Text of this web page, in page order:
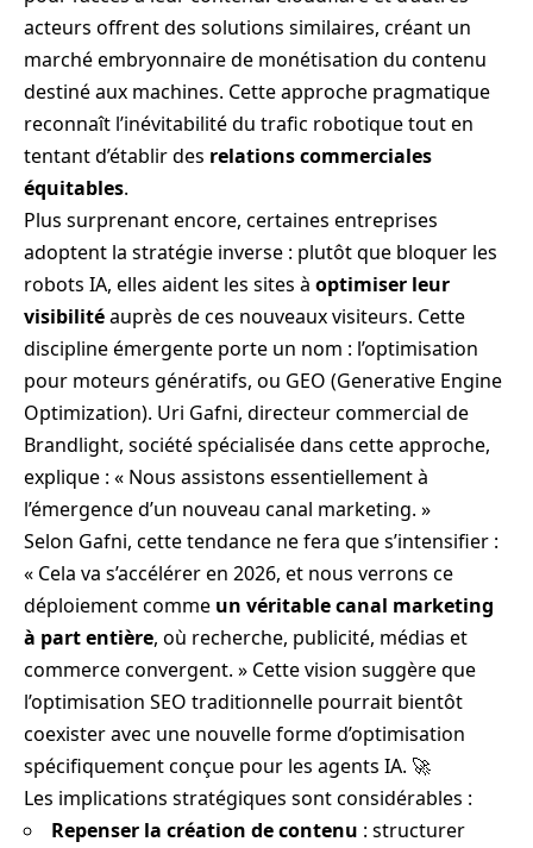
acteurs offrent des solutions similaires, créant un
marché embryonnaire de monétisation du contenu
destiné aux machines. Cette approche pragmatique
reconnaît l’inévitabilité du trafic robotique tout en
tentant d’établir des relations commerciales
équitables.
Plus surprenant encore, certaines entreprises
adoptent la stratégie inverse : plutôt que bloquer les
robots IA, elles aident les sites à optimiser leur
visibilitéauprès de ces nouveaux visiteurs. Cette
discipline émergente porte un nom : l’optimisation
pour moteurs génératifs, ou GEO (Generative Engine
Optimization). Uri Gafni, directeur commercial de
Brandlight, société spécialisée dans cette approche,
explique : « Nous assistons essentiellement à
l’émergence d’un nouveau canal marketing. »
Selon Gafni, cette tendance ne fera que s’intensifier :
« Cela va s’accélérer en 2026, et nous verrons ce
déploiement comme un véritable canal marketing
à part entière, où recherche, publicité, médias et
commerce convergent. » Cette vision suggère que
l’optimisation SEO traditionnelle pourrait bientôt
coexister avec une nouvelle forme d’optimisation
spécifiquement conçue pour les agents IA. 🚀
Les implications stratégiques sont considérables :
Repenser la création de contenu : structurer